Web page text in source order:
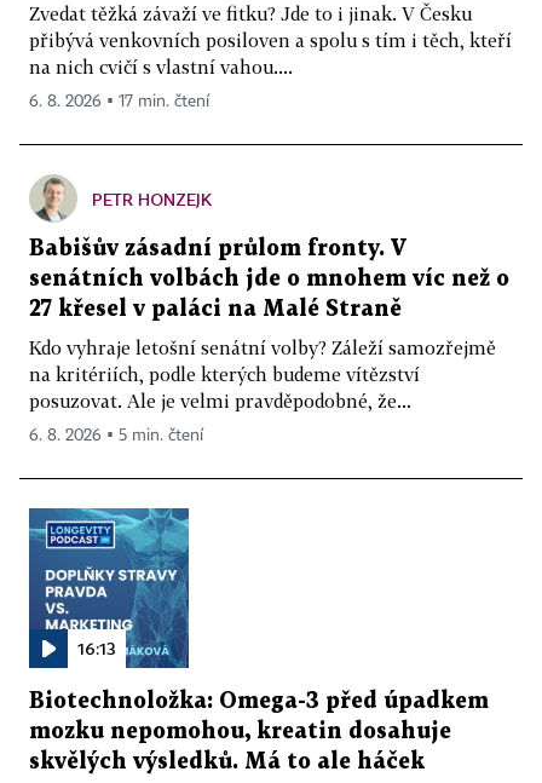
Zvedat těžká závaží ve fitku? Jde to i jinak. V Česku
přibývá venkovních posiloven a spolu s tím i těch, kteří
na nich cvičí s vlastní vahou....
6. 8. 2026 ▪ 17 min. čtení
PETR HONZEJK
Babišův zásadní průlom fronty. V
senátních volbách jde o mnohem víc než o
27 křesel v paláci na Malé Straně
Kdo vyhraje letošní senátní volby? Záleží samozřejmě
na kritériích, podle kterých budeme vítězství
posuzovat. Ale je velmi pravděpodobné, že...
6. 8. 2026 ▪ 5 min. čtení
16:13
Biotechnoložka: Omega-3 před úpadkem
mozku nepomohou, kreatin dosahuje
skvělých výsledků. Má to ale háček